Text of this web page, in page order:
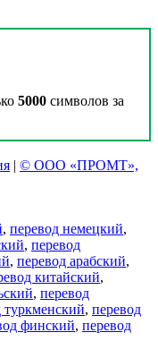
5000 символов за
| © ООО «ПРОМТ»,
, перевод немецкий,
, перевод
, перевод арабский,
китайский,
, перевод
туркменский, перевод
финский, перевод